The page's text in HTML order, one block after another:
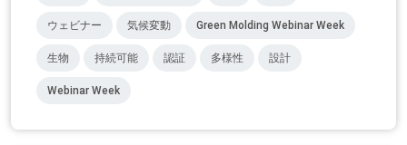
ウェビナー 気候変動 Green Molding Webinar Week
生物 持続可能 認証 多様性 設計
Webinar Week